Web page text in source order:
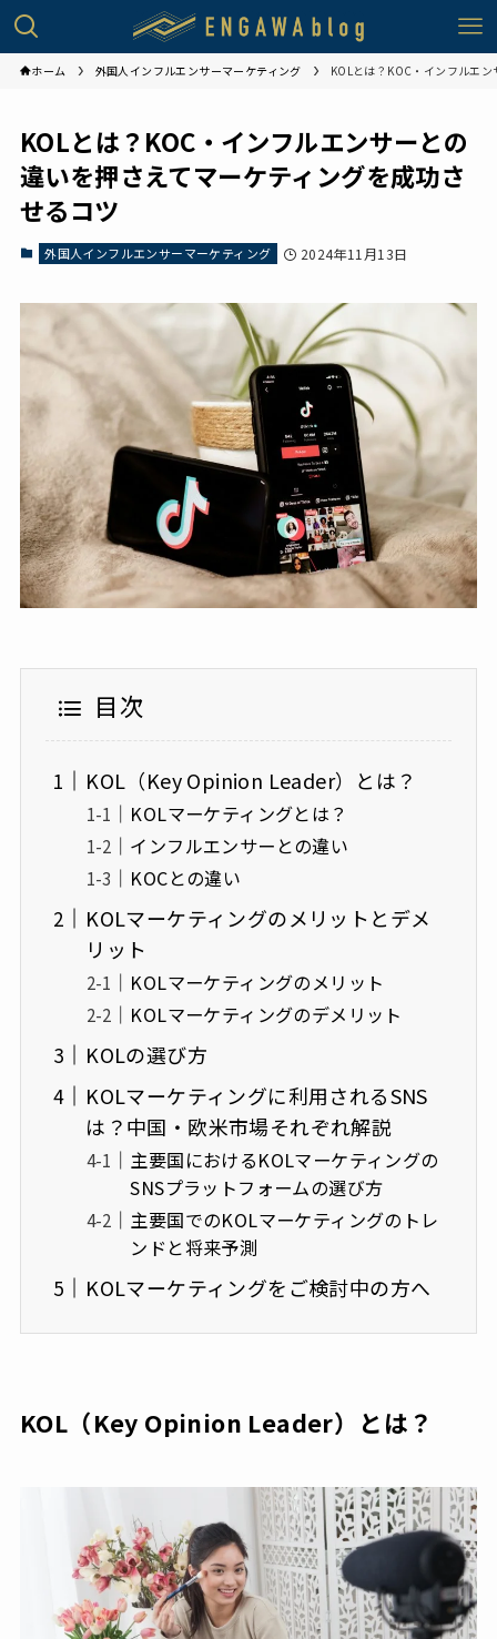
ホーム 外国人インフルエンサーマーケティング KOLとは？KOC・インフルエ
KOLとは？KOC・インフルエンサーとの
違いを押さえてマーケティングを成功さ
せるコツ
外国人インフルエンサーマーケティング 2024年11月13日
目次
KOL（Key Opinion Leader）とは？
KOLマーケティングとは？
インフルエンサーとの違い
KOCとの違い
KOLマーケティングのメリットとデメ
リット
KOLマーケティングのメリット
KOLマーケティングのデメリット
KOLの選び方
KOLマーケティングに利用されるSNS
は？中国・欧米市場それぞれ解説
主要国におけるKOLマーケティングの
SNSプラットフォームの選び方
主要国でのKOLマーケティングのトレ
ンドと将来予測
KOLマーケティングをご検討中の方へ
KOL（Key Opinion Leader）とは？